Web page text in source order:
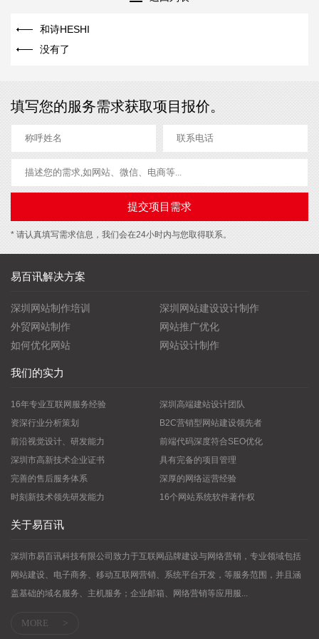
和诗HESHI
没有了
填写您的服务需求获取项目报价。
* 请认真填写需求信息，我们会在24小时内与您取得联系。
易百讯解决方案
深圳网站制作培训
深圳网站建设设计制作
外贸网站制作
网站推广优化
如何优化网站
网站设计制作
我们的实力
16年专业互联网服务经验
深圳高端建站设计团队
资深行业分析策划
B2C营销型网站建设领先者
前沿视觉设计、研发能力
前端代码深度符合SEO优化
深圳市高新技术企业证书
具有完备的项目管理
完善的售后服务体系
深厚的网络运营经验
时刻新技术领先研发能力
16个网站系统软件著作权
关于易百讯
深圳市易百讯科技有限公司致力于互联网品牌建设与网络营销，专业领域包括
网站建设、电子商务、移动互联网营销、系统平台开发，等服务范围，并且涵
盖基础的域名服务、主机服务；企业邮箱、网络营销等应用服...
MORE >